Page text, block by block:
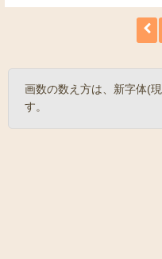
画数の数え方は、新字体(
す。